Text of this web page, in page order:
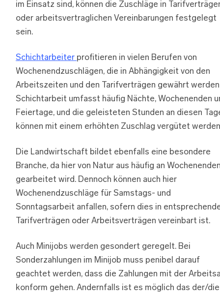
im Einsatz sind, können die Zuschläge in
oder arbeitsvertraglichen Vereinbarungen festgelegt
sein.
Schichtarbeiter profitieren in vielen Berufen von
Wochenendzuschlägen, die in Abhängigkeit von den
Arbeitszeiten und den Tarifverträgen gewährt
Schichtarbeit umfasst häufig Nächte, Wochenenden
Feiertage, und die geleisteten Stunden an diesen
können mit einem erhöhten Zuschlag vergütet
Die Landwirtschaft bildet ebenfalls eine besondere
Branche, da hier von Natur aus häufig an
gearbeitet wird. Dennoch können auch hier
Wochenendzuschläge für Samstags- und
Sonntagsarbeit anfallen, sofern dies in
Tarifverträgen oder Arbeitsverträgen vereinbart ist.
Auch Minijobs werden gesondert geregelt. Bei
Sonderzahlungen im Minijob muss penibel darauf
geachtet werden, dass die Zahlungen mit der
konform gehen. Andernfalls ist es möglich das der/die